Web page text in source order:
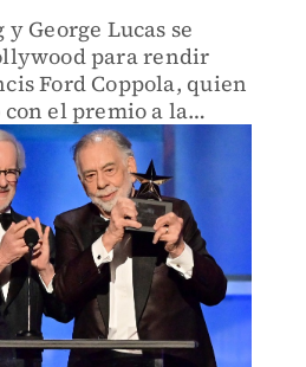
George Lucas se
para rendir
Ford Coppola, quien
el premio a la
Estadounidense